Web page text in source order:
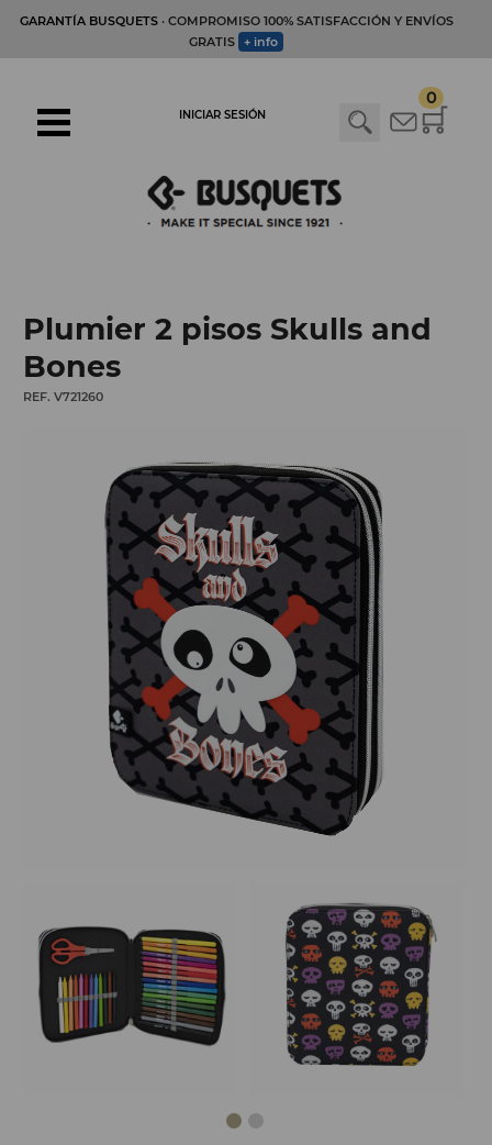
GARANTÍA BUSQUETS· COMPROMISO 100% SATISFACCIÓN Y ENVÍOS
GRATIS + info
0
INICIAR SESIÓN
Plumier 2 pisos Skulls and
Bones
REF. V721260